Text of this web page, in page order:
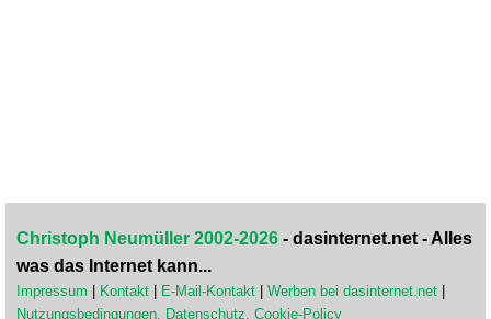
Christoph Neumüller 2002-2026 - dasinternet.net - Alles
was das Internet kann...
Impressum Kontakt E-Mail-Kontakt Werben bei dasinternet.net
Nutzungsbedingungen, Datenschutz, Cookie-Policy